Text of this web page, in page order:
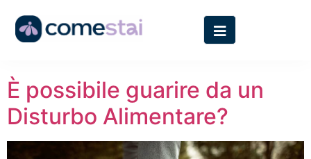
Autore:
È possibile guarire da un
Disturbo Alimentare?